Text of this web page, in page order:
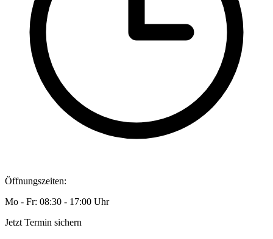
Öffnungszeiten:
Mo - Fr: 08:30 - 17:00 Uhr
Jetzt Termin sichern